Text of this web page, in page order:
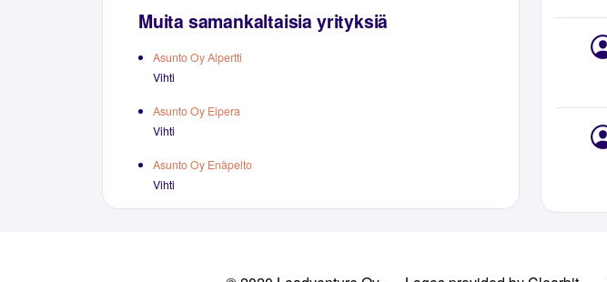
Muita samankaltaisia yrityksiä
Asunto Oy Alpertti
Vihti
Asunto Oy Eipera
Vihti
Asunto Oy Enäpelto
Vihti